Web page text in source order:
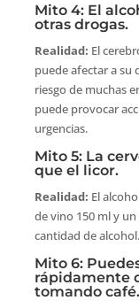
Mito 4: El
otras drogas.
Realidad: El
puede afectar a su
riesgo de muchas
puede provocar
urgencias.
Mito 5: La
que el licor.
Realidad: El
de vino 150 ml y
cantidad de alcohol.
Mito 6:
rápidamente
tomando café.